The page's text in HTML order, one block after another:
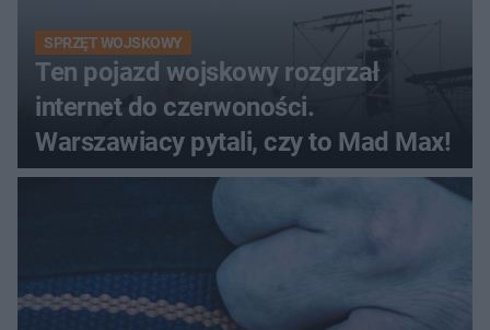
SPRZĘT WOJSKOWY
Ten pojazd wojskowy rozgrzał
internet do czerwoności.
Warszawiacy pytali, czy to Mad Max!